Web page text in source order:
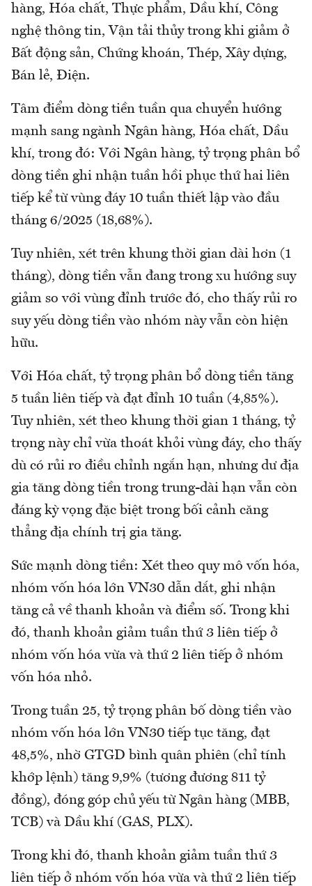
hàng, Hóa chất, Thực phẩm, Dầu khí, Công
nghệ thông tin, Vận tải thủy trong khi giảm ở
Bất động sản, Chứng khoán, Thép, Xây dựng,
Bán lẻ, Điện.
Tâm điểm dòng tiền tuần qua chuyển hướng
mạnh sang ngành Ngân hàng, Hóa chất, Dầu
khí, trong đó: Với Ngân hàng, tỷ trọng phân bổ
dòng tiền ghi nhận tuần hồi phục thứ hai liên
tiếp kể từ vùng đáy 10 tuần thiết lập vào đầu
tháng 6/2025 (18,68%).
Tuy nhiên, xét trên khung thời gian dài hơn (1
tháng), dòng tiền vẫn đang trong xu hướng suy
giảm so với vùng đỉnh trước đó, cho thấy rủi ro
suy yếu dòng tiền vào nhóm này vẫn còn hiện
hữu.
Với Hóa chất, tỷ trọng phân bổ dòng tiền tăng
5 tuần liên tiếp và đạt đỉnh 10 tuần (4,85%).
Tuy nhiên, xét theo khung thời gian 1 tháng, tỷ
trọng này chỉ vừa thoát khỏi vùng đáy, cho thấy
dù có rủi ro điều chỉnh ngắn hạn, nhưng dư địa
gia tăng dòng tiền trong trung-dài hạn vẫn còn
đáng kỳ vọng đặc biệt trong bối cảnh căng
thẳng địa chính trị gia tăng.
Sức mạnh dòng tiền: Xét theo quy mô vốn hóa,
nhóm vốn hóa lớn VN30 dẫn dắt, ghi nhận
tăng cả về thanh khoản và điểm số. Trong khi
đó, thanh khoản giảm tuần thứ 3 liên tiếp ở
nhóm vốn hóa vừa và thứ 2 liên tiếp ở nhóm
vốn hóa nhỏ.
Trong tuần 25, tỷ trọng phân bố dòng tiền vào
nhóm vốn hóa lớn VN30 tiếp tục tăng, đạt
48,5%, nhờ GTGD bình quân phiên (chỉ tính
khớp lệnh) tăng 9,9% (tương đương 811 tỷ
đồng), đóng góp chủ yếu từ Ngân hàng (MBB,
TCB) và Dầu khí (GAS, PLX).
Trong khi đó, thanh khoản giảm tuần thứ 3
liên tiếp ở nhóm vốn hóa vừa và thứ 2 liên tiếp